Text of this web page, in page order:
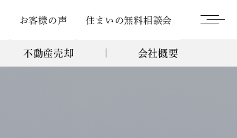
お客様の声 住まいの無料相談会
不動産売却 会社概要